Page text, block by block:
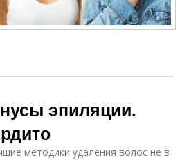
эпиляции.
методики удаления волос не в